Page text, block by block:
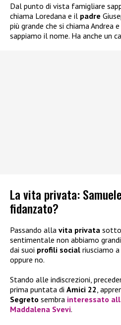
Dal punto di vista famigliare
chiama Loredana e il padre
più grande che si chiama Andrea
sappiamo il nome. Ha anche un
La vita privata:
fidanzato?
Passando alla vita privata
sentimentale non abbiamo
dai suoi profili social riusciamo
oppure no.
Stando alle indiscrezioni,
prima puntata di Amici 22,
Segreto sembra interessato
Maddalena Svevi.